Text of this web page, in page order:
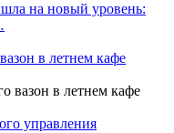
на новый уровень:
в летнем кафе
управления